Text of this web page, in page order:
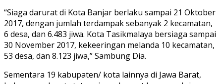
“Siaga darurat di Kota Banjar berlaku sampai 21 Oktober
2017, dengan jumlah terdampak sebanyak 2 kecamatan,
6 desa, dan 6.483 jiwa. Kota Tasikmalaya bersiaga sampai
30 November 2017, kekeeringan melanda 10 kecamatan,
53 desa, dan 8.123 jiwa,” Sambung Dia.
Sementara 19 kabupaten/ kota lainnya di Jawa Barat,